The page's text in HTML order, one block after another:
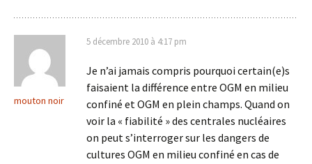
mouton noir
5 décembre 2010 à 4:17 pm
Je n’ai jamais compris pourquoi certain(e)s
faisaient la différence entre OGM en milieu
confiné et OGM en plein champs. Quand on
voir la « fiabilité » des centrales nucléaires
on peut s’interroger sur les dangers de
cultures OGM en milieu confiné en cas de